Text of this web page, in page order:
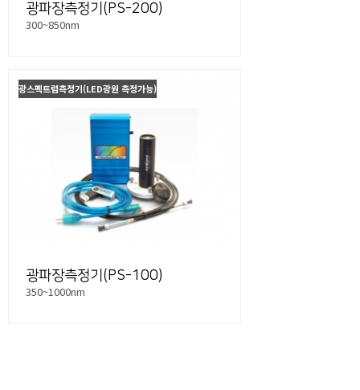
광파장측정기(PS-200)
300~850nm
광스펙트럼측정기(LED광원 측정가능)
광파장측정기(PS-100)
350~1000nm